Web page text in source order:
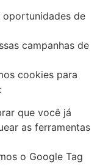
oportunidades de
campanhas de
cookies para
que você já
as ferramentas
o Google Tag